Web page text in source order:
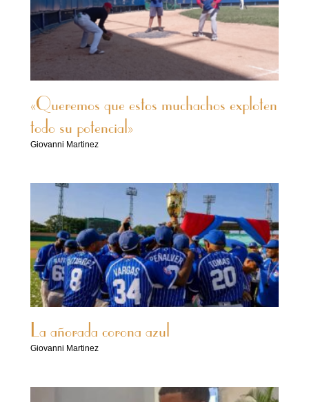
«Queremos que estos muchachos exploten
todo su potencial»
Giovanni Martinez
La añorada corona azul
Giovanni Martinez